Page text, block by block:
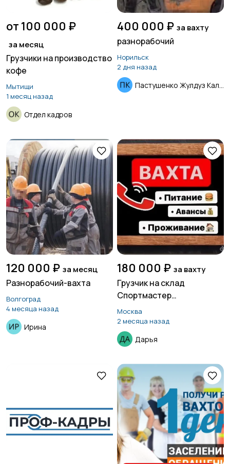
от 100 000 ₽
за месяц
Грузчики на производство
кофе
Мытищи
1 месяц назад
Отдел кадров
400 000 ₽ за вахту
разнорабочий
Норильск
2 дня назад
120 000 ₽ за месяц
Разнорабочий-вахта
Волгоград
4 месяца назад
Ирина
180 000 ₽ за вахту
Грузчик на склад
Спортмастер
(Московская область)
Москва
2 месяца назад
Дарья